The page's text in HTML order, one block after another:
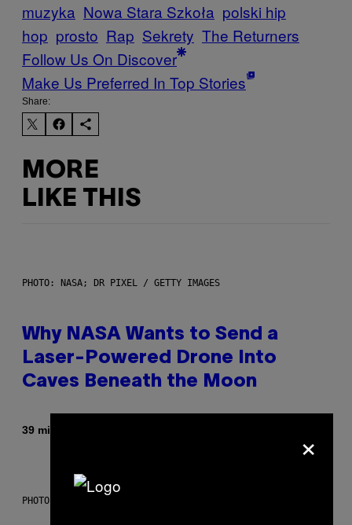
muzyka Nowa Stara Szkoła polski hip
hop prosto Rap Sekrety The Returners
Follow Us On Discover
Make Us Preferred In Top Stories
Share:
MORE
LIKE THIS
PHOTO: NASA; DR PIXEL / GETTY IMAGES
Why NASA Wants to Send a
Laser-Powered Drone Into
Caves Beneath the Moon
39 minutes ago
PHOTO: BATUHAN TOKER / GETTY IMAGES
×